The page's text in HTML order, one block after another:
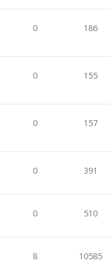
0 186
0 155
0 157
0 391
0 510
8 10585